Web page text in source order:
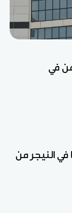
في
في النيجر من